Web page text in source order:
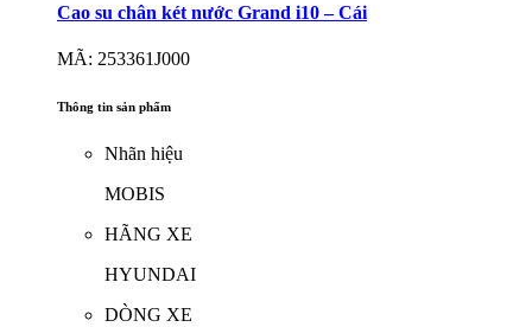
Cao su chân két nước Grand i10 – Cái
MÃ: 253361J000
Thông tin sản phẩm
Nhãn hiệu
MOBIS
HÃNG XE
HYUNDAI
DÒNG XE